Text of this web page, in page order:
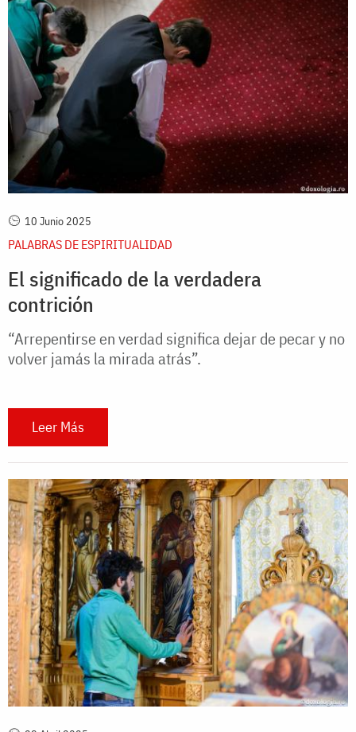
10 Junio 2025
PALABRAS DE ESPIRITUALIDAD
El significado de la verdadera
contrición
“Arrepentirse en verdad significa dejar de pecar y no
volver jamás la mirada atrás”.
Leer Más